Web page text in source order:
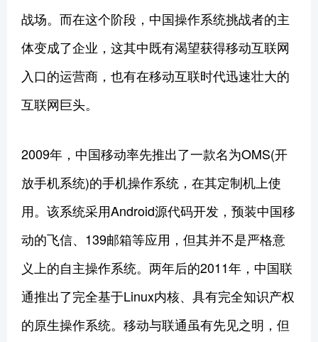
战场。而在这个阶段，中国操作系统挑战者的主
体变成了企业，这其中既有渴望获得移动互联网
入口的运营商，也有在移动互联时代迅速壮大的
互联网巨头。
2009年，中国移动率先推出了一款名为OMS(开
放手机系统)的手机操作系统，在其定制机上使
用。该系统采用Android源代码开发，预装中国移
动的飞信、139邮箱等应用，但其并不是严格意
义上的自主操作系统。两年后的2011年，中国联
通推出了完全基于Linux内核、具有完全知识产权
的原生操作系统。移动与联通虽有先见之明，但